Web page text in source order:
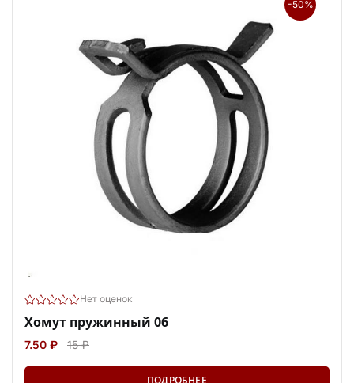
-50%
Нет оценок
Хомут пружинный 06
7.50 ₽ 15 ₽
ПОДРОБНЕЕ